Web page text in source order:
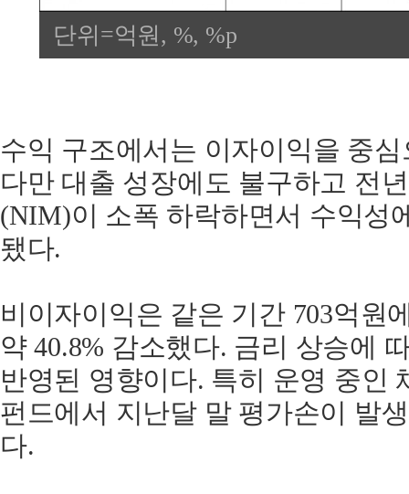
단위=억원, %, %p
수익 구조에서는 이자이익을 중
다만 대출 성장에도 불구하고 전
(NIM)이 소폭 하락하면서 수익성
됐다.
비이자이익은 같은 기간 703억원
약 40.8% 감소했다. 금리 상승에
반영된 영향이다. 특히 운영 중인
펀드에서 지난달 말 평가손이 발
다.